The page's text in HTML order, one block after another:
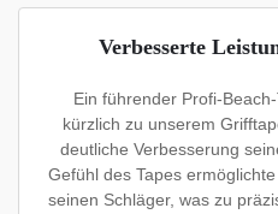
Verbesserte
Ein führender Profi-
kürzlich zu unserem
deutliche Verbesserung
Gefühl des Tapes
seinen Schläger, was zu